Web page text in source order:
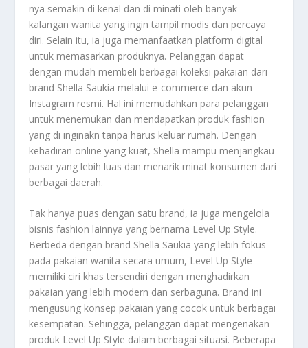
nya semakin di kenal dan di minati oleh banyak
kalangan wanita yang ingin tampil modis dan percaya
diri. Selain itu, ia juga memanfaatkan platform digital
untuk memasarkan produknya. Pelanggan dapat
dengan mudah membeli berbagai koleksi pakaian dari
brand Shella Saukia melalui e-commerce dan akun
Instagram resmi. Hal ini memudahkan para pelanggan
untuk menemukan dan mendapatkan produk fashion
yang di inginakn tanpa harus keluar rumah. Dengan
kehadiran online yang kuat, Shella mampu menjangkau
pasar yang lebih luas dan menarik minat konsumen dari
berbagai daerah.
Tak hanya puas dengan satu brand, ia juga mengelola
bisnis fashion lainnya yang bernama Level Up Style.
Berbeda dengan brand Shella Saukia yang lebih fokus
pada pakaian wanita secara umum, Level Up Style
memiliki ciri khas tersendiri dengan menghadirkan
pakaian yang lebih modern dan serbaguna. Brand ini
mengusung konsep pakaian yang cocok untuk berbagai
kesempatan. Sehingga, pelanggan dapat mengenakan
produk Level Up Style dalam berbagai situasi. Beberapa